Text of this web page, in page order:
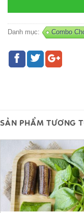
Danh mục: Combo
SẢN PHẨM TƯƠNG